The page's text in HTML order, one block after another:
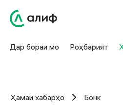
Дар бораи мо Роҳбарият
Ҳамаи хабарҳо Бонк